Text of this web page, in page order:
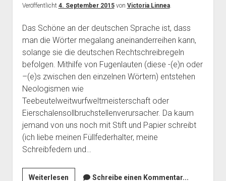
Veröffentlicht 4. September 2015von Victoria Linnea.
Das Schöne an der deutschen Sprache ist, dass
man die Wörter megalang aneinanderreihen kann,
solange sie die deutschen Rechtschreibregeln
befolgen. Mithilfe von Fugenlauten (diese -(e)n oder
–(e)s zwischen den einzelnen Wörtern) entstehen
Neologismen wie
Teebeutelweitwurfweltmeisterschaft oder
Eierschalensollbruchstellenverursacher. Da kaum
jemand von uns noch mit Stift und Papier schreibt
(ich liebe meinen Füllfederhalter, meine
Schreibfedern und…
WeiterlesenTeebeutelweitwurfweltmeisterschaft
Schreibe einen Kommentar...